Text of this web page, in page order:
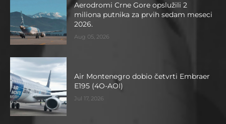
Aerodromi Crne Gore opslužili 2
miliona putnika za prvih sedam meseci
2026.
Aug 05, 2026
Air Montenegro dobio četvrti Embraer
E195 (4O-AOI)
Jul 17, 2026